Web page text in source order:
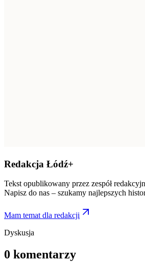
Redakcja Łódź+
Tekst opublikowany przez zespół
Napisz do nas – szukamy najlepszych
Mam temat dla redakcji
Dyskusja
0 komentarzy